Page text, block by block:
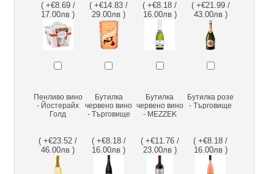
( +€8.69 /
17.00лв )
( +€14.83 /
29.00лв )
( +€8.18 /
16.00лв )
( +€21.99 /
43.00лв )
Пенливо вино
- Йостерайх
Голд
( +€23.52 /
46.00лв )
Бутилка
червено вино
- Търговище
( +€8.18 /
16.00лв )
Бутилка
червено вино
- MEZZEK
( +€11.76 /
23.00лв )
Бутилка розе
- Търговище
( +€8.18 /
16.00лв )